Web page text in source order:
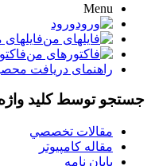
Menu
ورود
راهنمای دریافت
جستجو توسط کلید
مقالات تخصصي
مقاله کامپیوتر
پایان نامه